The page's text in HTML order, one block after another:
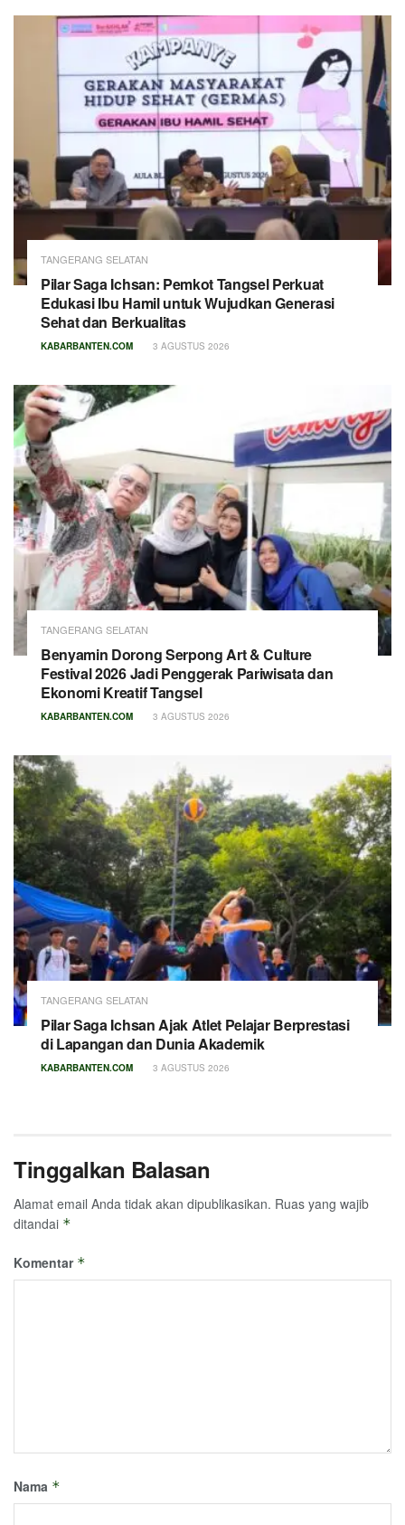
TANGERANG SELATAN
Pilar Saga Ichsan: Pemkot Tangsel Perkuat
Edukasi Ibu Hamil untuk Wujudkan Generasi
Sehat dan Berkualitas
KABARBANTEN.COM 3 AGUSTUS 2026
TANGERANG SELATAN
Benyamin Dorong Serpong Art & Culture
Festival 2026 Jadi Penggerak Pariwisata dan
Ekonomi Kreatif Tangsel
KABARBANTEN.COM 3 AGUSTUS 2026
TANGERANG SELATAN
Pilar Saga Ichsan Ajak Atlet Pelajar Berprestasi
di Lapangan dan Dunia Akademik
KABARBANTEN.COM 3 AGUSTUS 2026
Tinggalkan Balasan
Alamat email Anda tidak akan dipublikasikan. Ruas yang wajib
ditandai *
Komentar *
Nama *